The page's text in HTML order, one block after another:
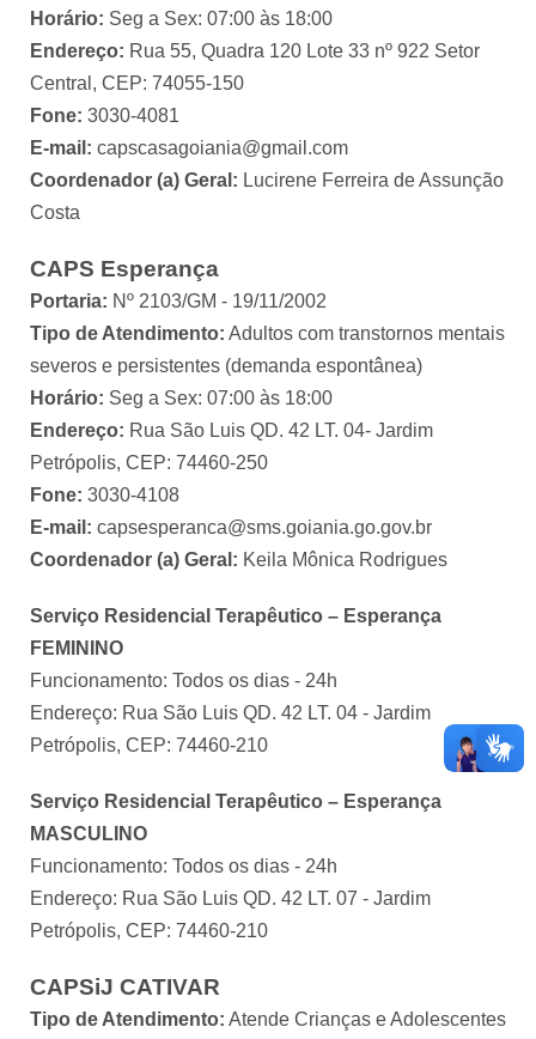
Horário: Seg a Sex: 07:00 às 18:00
Endereço: Rua 55, Quadra 120 Lote 33 nº 922 Setor
Central, CEP: 74055-150
Fone: 3030-4081
E-mail: capscasagoiania@gmail.com
Coordenador (a) Geral: Lucirene Ferreira de Assunção
Costa
CAPS Esperança
Portaria: Nº 2103/GM - 19/11/2002
Tipo de Atendimento: Adultos com transtornos mentais
severos e persistentes (demanda espontânea)
Horário: Seg a Sex: 07:00 às 18:00
Endereço: Rua São Luis QD. 42 LT. 04- Jardim
Petrópolis, CEP: 74460-250
Fone: 3030-4108
E-mail: capsesperanca@sms.goiania.go.gov.br
Coordenador (a) Geral: Keila Mônica Rodrigues
Serviço Residencial Terapêutico – Esperança
FEMININO
Funcionamento: Todos os dias - 24h
Endereço: Rua São Luis QD. 42 LT. 04 - Jardim
Petrópolis, CEP: 74460-210
Serviço Residencial Terapêutico – Esperança
MASCULINO
Funcionamento: Todos os dias - 24h
Endereço: Rua São Luis QD. 42 LT. 07 - Jardim
Petrópolis, CEP: 74460-210
CAPSiJ CATIVAR
Tipo de Atendimento: Atende Crianças e Adolescentes